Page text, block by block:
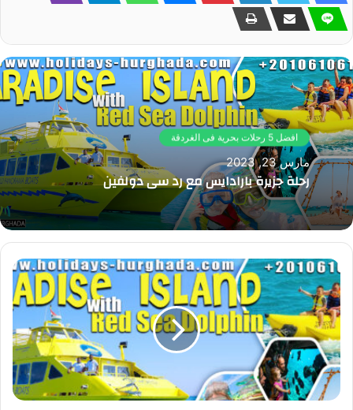
افضل 5 رحلات بحرية فى الغردقة
مارس 23, 2023
رحلة جزيرة بارادايس مع رد سى دولفين